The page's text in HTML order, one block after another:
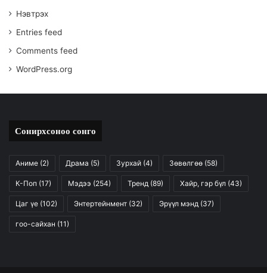
Нэвтрэх
Entries feed
Comments feed
WordPress.org
Сонирхсоноо сонго
Аниме (2) Драма (5) Зурхай (4) Зөвөлгөө (58)
К-Поп (17) Мэдээ (254) Тренд (89) Хайр, гэр бүл (43)
Цаг үе (102) Энтертейнмент (32) Эрүүл мэнд (37)
гоо-сайхан (11)